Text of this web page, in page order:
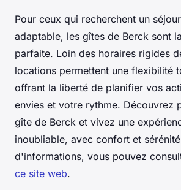
Pour ceux qui recherchent un
adaptable, les gîtes de Berck sont
parfaite. Loin des horaires rigides
locations permettent une flexibilité
offrant la liberté de planifier vos
envies et votre rythme. Découvrez
gîte de Berck et vivez une
inoubliable, avec confort et
d'informations, vous pouvez
ce site web.